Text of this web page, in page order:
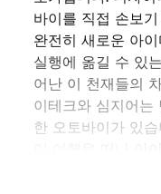
바이를 직접 손보
완전히 새로운 아
실행에 옮길 수 있
어난 이 천재들의
이테크와 심지어
한 오토바이가 있
이 여행을 떠나 아